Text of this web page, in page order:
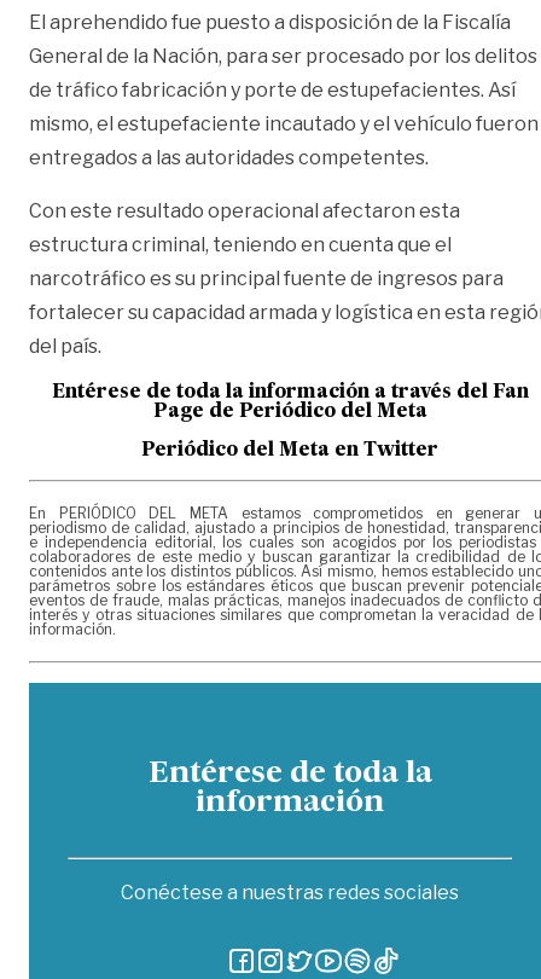
El aprehendido fue puesto a disposición de la Fiscalía
General de la Nación, para ser procesado por los delitos
de tráfico fabricación y porte de estupefacientes. Así
mismo, el estupefaciente incautado y el vehículo fueron
entregados a las autoridades competentes.
Con este resultado operacional afectaron esta
estructura criminal, teniendo en cuenta que el
narcotráfico es su principal fuente de ingresos para
fortalecer su capacidad armada y logística en esta
del país.
Entérese de toda la información a través del Fan
Page de Periódico del Meta
Periódico del Meta en Twitter
En PERIÓDICO DEL META estamos comprometidos en generar
periodismo de calidad, ajustado a principios de honestidad,
e independencia editorial, los cuales son acogidos por los periodistas
colaboradores de este medio y buscan garantizar la credibilidad de
contenidos ante los distintos públicos. Así mismo, hemos establecido
parámetros sobre los estándares éticos que buscan prevenir
eventos de fraude, malas prácticas, manejos inadecuados de conflicto
interés y otras situaciones similares que comprometan la veracidad de
información.
Entérese de toda la
información
Conéctese a nuestras redes sociales